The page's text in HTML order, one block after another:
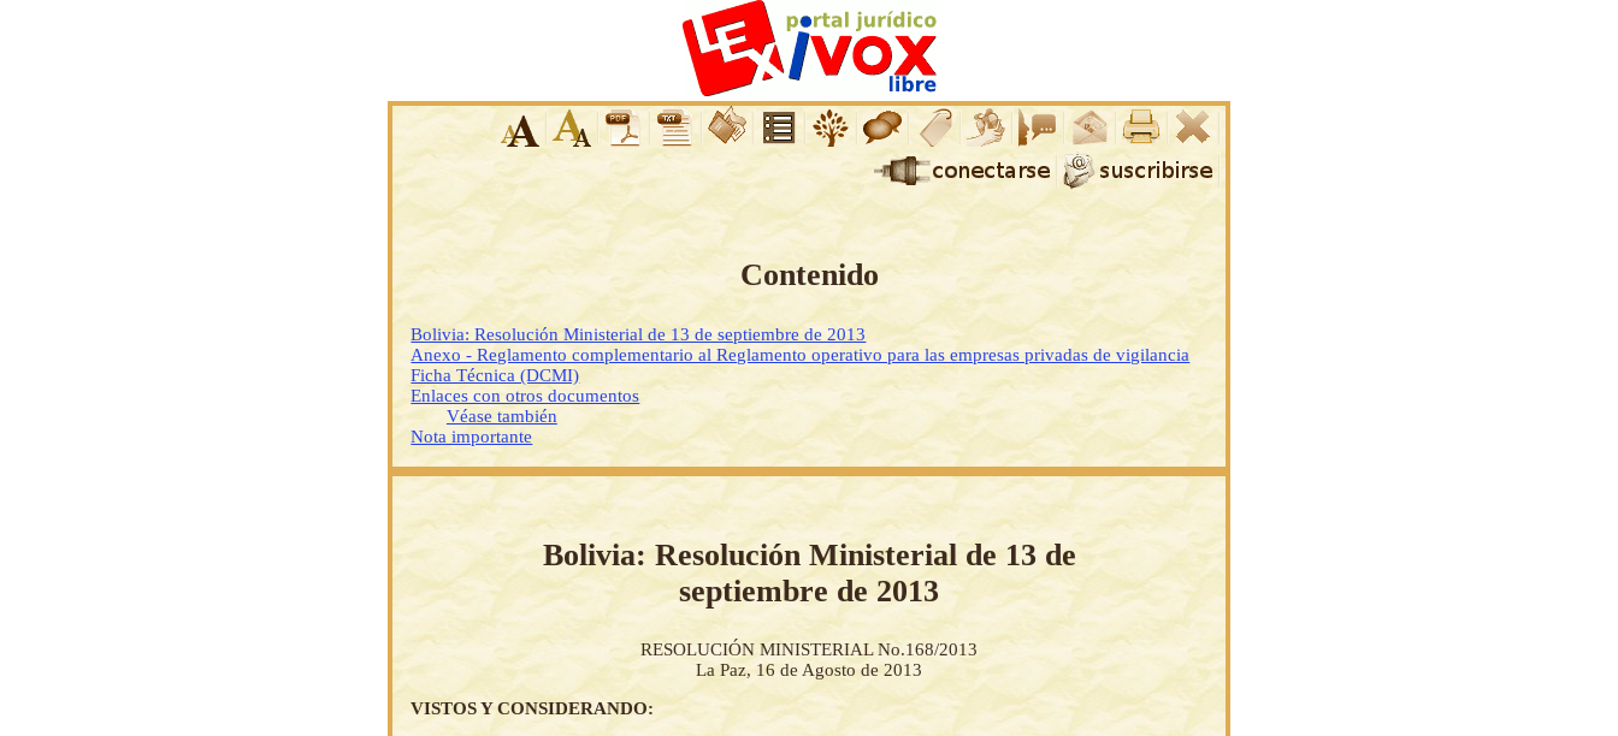
Contenido
Bolivia: Resolución Ministerial de 13 de septiembre de 2013
Anexo - Reglamento complementario al Reglamento operativo para las empresas privadas de vigilancia
Ficha Técnica (DCMI)
Enlaces con otros documentos
Véase también
Nota importante
Bolivia: Resolución Ministerial de 13 de
septiembre de 2013
RESOLUCIÓN MINISTERIAL No.168/2013
La Paz, 16 de Agosto de 2013
VISTOS Y CONSIDERANDO: